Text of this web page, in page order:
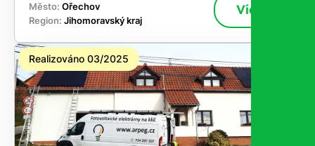
Město: Ořechov
Region: Jihomoravský kraj
Více
Realizováno 03/2025